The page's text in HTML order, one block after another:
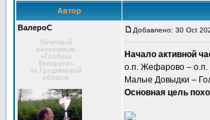
Автор
ВалероС
Почётный
веломаньяк
«Глобуса
Беларуси»
по Гродненской
области
Добавлено: 30 Oct
Начало активной
о.п. Жефарово – о.п.
Малые Довыдки –
Основная цель